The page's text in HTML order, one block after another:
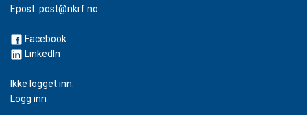
Epost: post@nkrf.no
Facebook
LinkedIn
Ikke logget inn.
Logg inn